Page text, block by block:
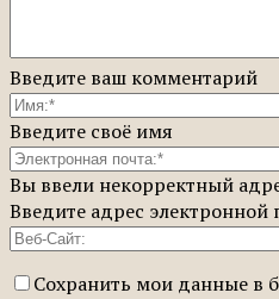
Введите ваш комментарий
Введите своё имя
Вы ввели некорректный
Введите адрес электронной
Сохранить мои данные в